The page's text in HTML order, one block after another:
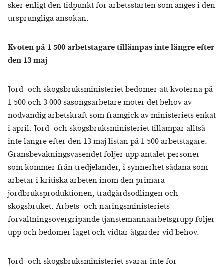
sker enligt den tidpunkt för arbetsstarten som anges i den
ursprungliga ansökan.
Kvoten på 1 500 arbetstagare tillämpas inte längre efter
den 13 maj
Jord- och skogsbruksministeriet bedömer att kvoterna på
1 500 och 3 000 säsongsarbetare möter det behov av
nödvändig arbetskraft som framgick av ministeriets enkät
i april. Jord- och skogsbruksministeriet tillämpar alltså
inte längre efter den 13 maj listan på 1 500 arbetstagare.
Gränsbevakningsväsendet följer upp antalet personer
som kommer från tredjeländer, i synnerhet sådana som
arbetar i kritiska arbeten inom den primära
jordbruksproduktionen, trädgårdsodlingen och
skogsbruket. Arbets- och näringsministeriets
förvaltningsövergripande tjänstemannaarbetsgrupp följer
upp och bedömer läget och vidtar åtgärder vid behov.
Jord- och skogsbruksministeriet svarar inte för